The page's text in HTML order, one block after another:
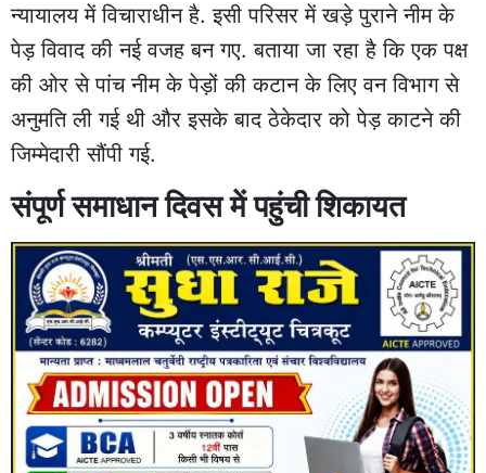
न्यायालय में विचाराधीन है. इसी परिसर में खड़े पुराने नीम के
पेड़ विवाद की नई वजह बन गए. बताया जा रहा है कि एक पक्ष
की ओर से पांच नीम के पेड़ों की कटान के लिए वन विभाग से
अनुमति ली गई थी और इसके बाद ठेकेदार को पेड़ काटने की
जिम्मेदारी सौंपी गई.
संपूर्ण समाधान दिवस में पहुंची शिकायत